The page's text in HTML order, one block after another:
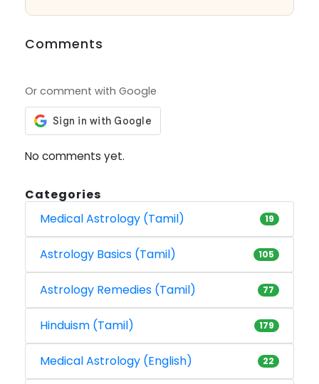
Comments
Or comment with Google
No comments yet.
Categories
Medical Astrology (Tamil)
19
Astrology Basics (Tamil) 105
Astrology Remedies (Tamil) 77
Hinduism (Tamil) 179
Medical Astrology (English) 22